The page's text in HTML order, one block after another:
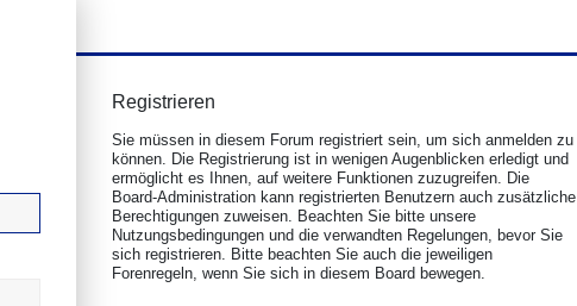
Registrieren
Sie müssen in diesem Forum registriert sein, um sich anmelden zu
können. Die Registrierung ist in wenigen Augenblicken erledigt und
ermöglicht es Ihnen, auf weitere Funktionen zuzugreifen. Die
Board-Administration kann registrierten Benutzern auch zusätzliche
Berechtigungen zuweisen. Beachten Sie bitte unsere
Nutzungsbedingungen und die verwandten Regelungen, bevor Sie
sich registrieren. Bitte beachten Sie auch die jeweiligen
Forenregeln, wenn Sie sich in diesem Board bewegen.